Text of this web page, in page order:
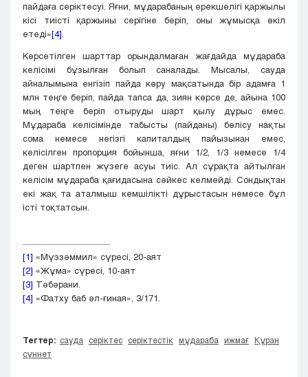
пайдаға серіктесуі. Яғни, мұдарабаның ерекшелігі қаржылы
кісі тиісті қаржыны серігіне беріп, оны жұмысқа өкіл
етеді»[4]
Көрсетілген шарттар орындалмаған жағдайда мұдараба
келісімі бұзылған болып саналады. Мысалы, сауда
айналымына енгізіп пайда көру мақсатында бір адамға 1
млн теңге беріп, пайда тапса да, зиян көрсе де, айына 100
мың теңге беріп отыруды шарт қылу дұрыс емес.
Мұдараба келісімінде табысты (пайданы) бөлісу нақты
сома немесе негізгі капиталдың пайызынан емес,
келісілген пропорция бойынша, яғни 1/2, 1/3 немесе 1/4
деген шартпен жүзеге асуы тиіс. Ал сұрақта айтылған
келісім мұдараба қағидасына сәйкес келмейді. Сондықтан
екі жақ та аталмыш кемшілікті дұрыстасын немесе бұл
істі тоқтатсын.
[1] «Мүззәммил» сүресі, 20-аят
[2] «Жұма» сүресі, 10-аят
[3] Тәбәрани.
[4] «Фатху баб әл-ғиная», 3/171.
Тегтер: сауда серіктес серіктестік мұдараба ижмағ
Құран
сүннет